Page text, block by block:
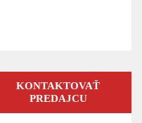
KONTAKTOVAŤ
PREDAJCU